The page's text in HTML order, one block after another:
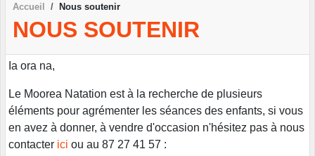
Accueil Nous soutenir
NOUS SOUTENIR
Ia ora na,
Le Moorea Natation est à la recherche de plusieurs
éléments pour agrémenter les séances des enfants, si vous
en avez à donner, à vendre d'occasion n'hésitez pas à nous
contacter ici ou au 87 27 41 57 :